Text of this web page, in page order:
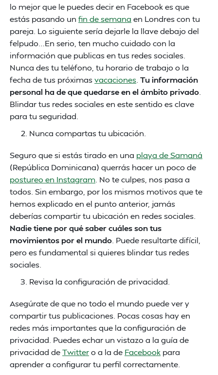
lo mejor que le puedes decir en Facebook es que
estás pasando un fin de semana en Londres con tu
pareja. Lo siguiente sería dejarle la llave debajo del
felpudo…En serio, ten mucho cuidado con la
información que publicas en tus redes sociales.
Nunca des tu teléfono, tu horario de trabajo o la
fecha de tus próximasvacaciones Tu información
personal ha de que quedarse en el ámbito privado
Blindar tus redes sociales en este sentido es clave
para tu seguridad.
Nunca compartas tu ubicación.
Seguro que si estás tirado en una playa de Samaná
(República Dominicana) querrás hacer un poco de
postureo en Instagram . No te culpes, nos pasa a
todos. Sin embargo, por los mismos motivos que te
hemos explicado en el punto anterior, jamás
deberías compartir tu ubicación en redes sociales.
Nadie tiene por qué saber cuáles son tus
movimientos por el mundo . Puede resultarte difícil,
pero es fundamental si quieres blindar tus redes
sociales.
Revisa la configuración de privacidad.
Asegúrate de que no todo el mundo puede ver y
compartir tus publicaciones. Pocas cosas hay en
redes más importantes que la configuración de
privacidad. Puedes echar un vistazo a la guía de
privacidad deTwittero a la de Facebook para
aprender a configurar tu perfil correctamente.